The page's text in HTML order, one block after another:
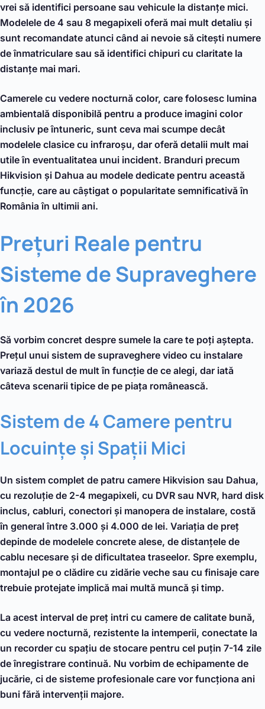
vrei să identifici persoane sau vehicule la distanțe mici.
Modelele de 4 sau 8 megapixeli oferă mai mult detaliu și
sunt recomandate atunci când ai nevoie să citești numere
de înmatriculare sau să identifici chipuri cu claritate la
distanțe mai mari.
Camerele cu vedere nocturnă color, care folosesc lumina
ambientală disponibilă pentru a produce imagini color
inclusiv pe întuneric, sunt ceva mai scumpe decât
modelele clasice cu infraroșu, dar oferă detalii mult mai
utile în eventualitatea unui incident. Branduri precum
Hikvision și Dahua au modele dedicate pentru această
funcție, care au câștigat o popularitate semnificativă în
România în ultimii ani.
Prețuri Reale pentru
Sisteme de Supraveghere
în 2026
Să vorbim concret despre sumele la care te poți aștepta.
Prețul unui sistem de supraveghere video cu instalare
variază destul de mult în funcție de ce alegi, dar iată
câteva scenarii tipice de pe piața românească.
Sistem de 4 Camere pentru
Locuințe și Spații Mici
Un sistem complet de patru camere Hikvision sau Dahua,
cu rezoluție de 2-4 megapixeli, cu DVR sau NVR, hard disk
inclus, cabluri, conectori și manopera de instalare, costă
în general între 3.000 și 4.000 de lei. Variația de preț
depinde de modelele concrete alese, de distanțele de
cablu necesare și de dificultatea traseelor. Spre exemplu,
montajul pe o clădire cu zidărie veche sau cu finisaje care
trebuie protejate implică mai multă muncă și timp.
La acest interval de preț intri cu camere de calitate bună,
cu vedere nocturnă, rezistente la intemperii, conectate la
un recorder cu spațiu de stocare pentru cel puțin 7-14 zile
de înregistrare continuă. Nu vorbim de echipamente de
jucărie, ci de sisteme profesionale care vor funcționa ani
buni fără intervenții majore.